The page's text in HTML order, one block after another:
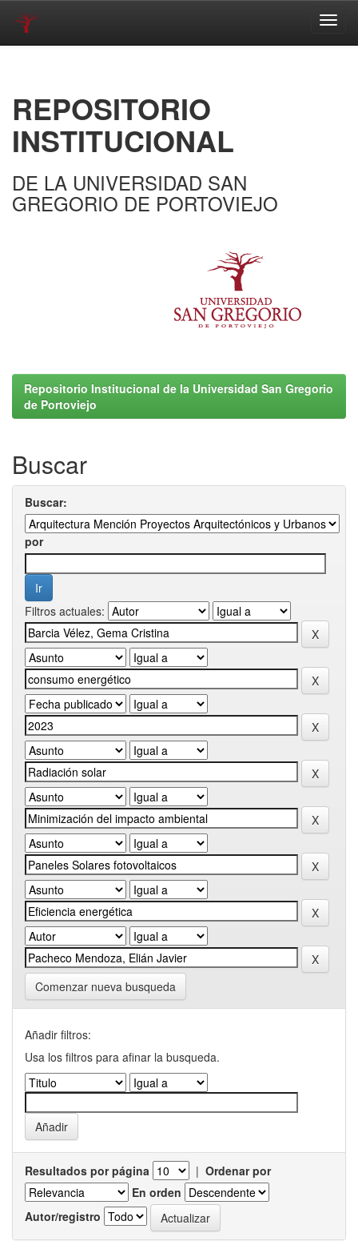
REPOSITORIO
INSTITUCIONAL
DE LA UNIVERSIDAD SAN
GREGORIO DE PORTOVIEJO
Repositorio Institucional de la Universidad San Gregorio
de Portoviejo
Buscar
Buscar:
por
Filtros actuales:
Comenzar nueva busqueda
Añadir filtros:
Usa los filtros para afinar la busqueda.
Resultados por página | Ordenar por
En orden
Autor/registro